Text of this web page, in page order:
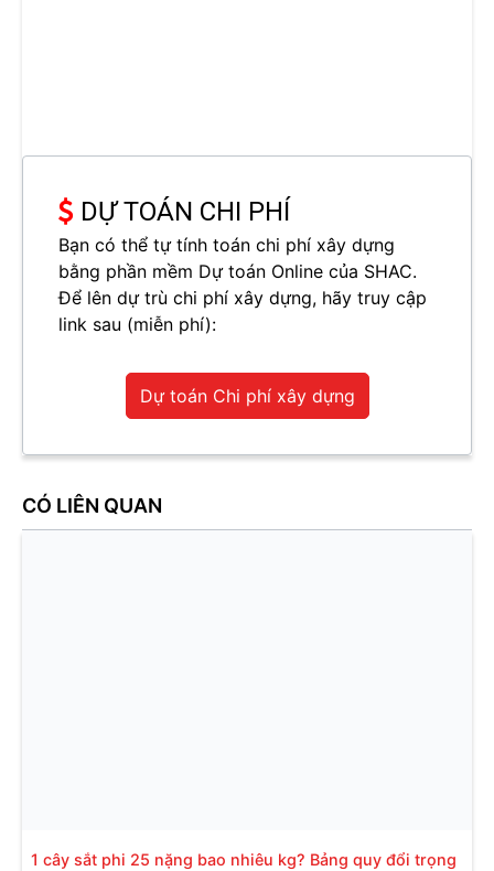
DỰ TOÁN CHI PHÍ
Bạn có thể tự tính toán chi phí xây dựng
bằng phần mềm Dự toán Online của SHAC.
Để lên dự trù chi phí xây dựng, hãy truy cập
link sau (miễn phí):
Dự toán Chi phí xây dựng
CÓ LIÊN QUAN
1 cây sắt phi 25 nặng bao nhiêu kg? Bảng quy đổi trọng